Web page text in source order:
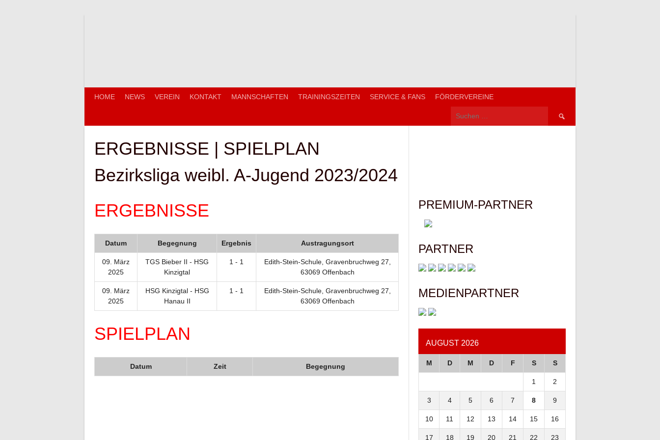
HOME NEWS VEREIN KONTAKT MANNSCHAFTEN TRAININGSZEITEN SERVICE & FANS FÖRDERVEREINE
Suchen
ERGEBNISSE | SPIELPLAN
Bezirksliga weibl. A-Jugend 2023/2024
ERGEBNISSE
Datum Begegnung Ergebnis Austragungsort
09. März
2025
TGS Bieber II - HSG
Kinzigtal
1 - 1
Edith-Stein-Schule, Gravenbruchweg 27,
63069 Offenbach
09. März
2025
HSG Kinzigtal - HSG
Hanau II
1 - 1
Edith-Stein-Schule, Gravenbruchweg 27,
63069 Offenbach
SPIELPLAN
Datum Zeit Begegnung
PREMIUM-PARTNER
PARTNER
MEDIENPARTNER
AUGUST 2026
M D M D F S S
1 2
3 4 5 6 7 8 9
10 11 12 13 14 15 16
17 18 19 20 21 22 23